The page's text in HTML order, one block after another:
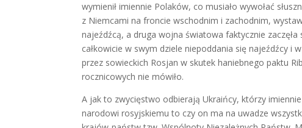
wymienił imiennie Polaków, co musiało wywołać
z Niemcami na froncie wschodnim i zachodnim,
najeźdźcą, a druga wojna światowa faktycznie
całkowicie w swym dziele niepoddania się najeźdźcy
przez sowieckich Rosjan w skutek haniebnego paktu
rocznicowych nie mówiło.
A jak to zwycięstwo odbierają Ukraińcy, którzy
narodowi rosyjskiemu to czy on ma na uwadze